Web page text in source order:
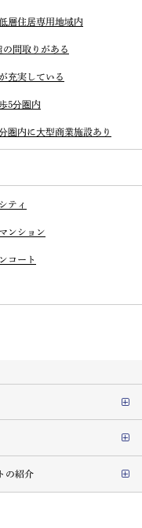
層住居専用地域内
の間取りがある
充実している
5分圏内
圏内に大型商業施設あり
ティ
ンション
コート
の紹介